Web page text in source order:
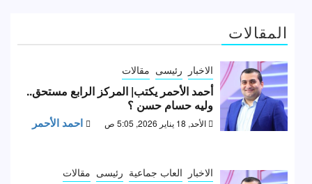
المقالات
الاخبار رئيسى مقالات
أحمد الأحمر يكتب| المركز الرابع مستحق..
وليه حسام حسن ؟
الأحد, 18 يناير 2026, 5:05 ص احمد الأحمر
الاخبار العاب جماعية رئيسى مقالات